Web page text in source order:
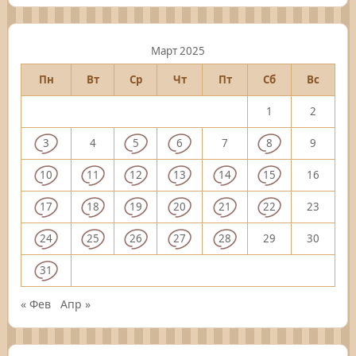
Март 2025
Пн
Вт Ср Чт Пт Сб Вс
1 2
3 4 5 6 7 8 9
10 11 12 13 14 15 16
17 18 19 20 21 22 23
24 25 26 27 28 29 30
31
« Фев Апр »